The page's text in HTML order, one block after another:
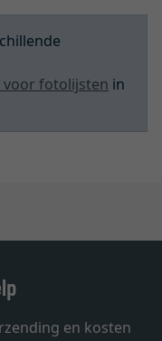
voor fotolijsten in
en kosten